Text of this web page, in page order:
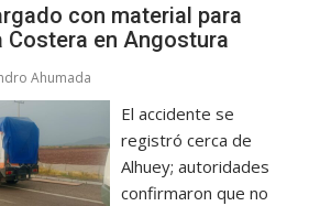
con material para
Costera en Angostura
Ahumada
El accidente se
registró cerca de
Alhuey; autoridades
confirmaron que no